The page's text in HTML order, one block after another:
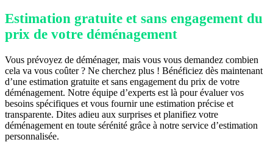
Estimation gratuite et sans engagement du
prix de votre déménagement
Vous prévoyez de déménager, mais vous vous demandez combien
cela va vous coûter ? Ne cherchez plus ! Bénéficiez dès maintenant
d’une estimation gratuite et sans engagement du prix de votre
déménagement. Notre équipe d’experts est là pour évaluer vos
besoins spécifiques et vous fournir une estimation précise et
transparente. Dites adieu aux surprises et planifiez votre
déménagement en toute sérénité grâce à notre service d’estimation
personnalisée.